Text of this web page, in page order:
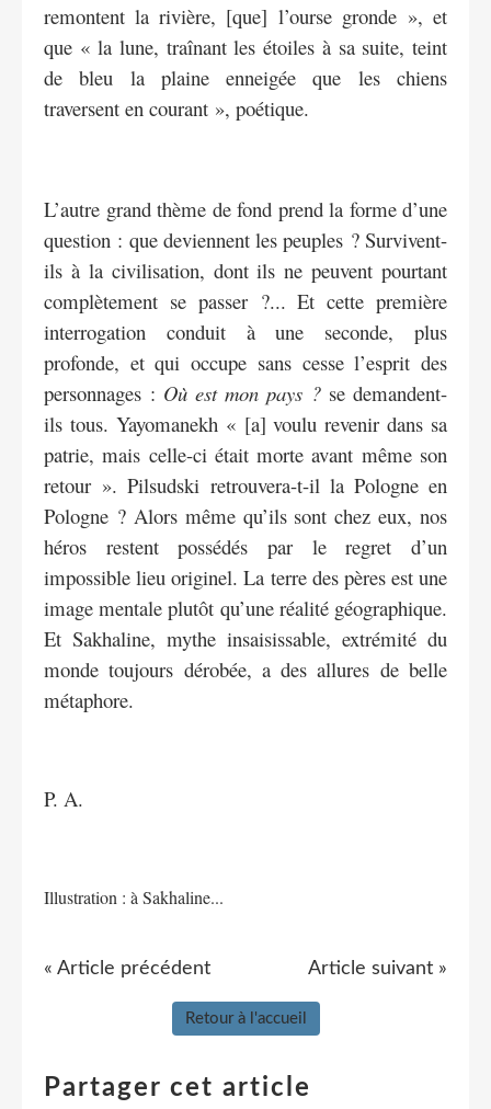
remontent la rivière, [que] l’ourse gronde », et
que « la lune, traînant les étoiles à sa suite, teint
de bleu la plaine enneigée que les chiens
traversent en courant », poétique.
L’autre grand thème de fond prend la forme d’une
question : que deviennent les peuples ? Survivent-
ils à la civilisation, dont ils ne peuvent pourtant
complètement se passer ?... Et cette première
interrogation conduit à une seconde, plus
profonde, et qui occupe sans cesse l’esprit des
personnages : Où est mon pays ? se demandent-
ils tous. Yayomanekh « [a] voulu revenir dans sa
patrie, mais celle-ci était morte avant même son
retour ». Pilsudski retrouvera-t-il la Pologne en
Pologne ? Alors même qu’ils sont chez eux, nos
héros restent possédés par le regret d’un
impossible lieu originel. La terre des pères est une
image mentale plutôt qu’une réalité géographique.
Et Sakhaline, mythe insaisissable, extrémité du
monde toujours dérobée, a des allures de belle
métaphore.
P. A.
Illustration : à Sakhaline...
« Article précédent Article suivant »
Retour à l'accueil
Partager cet article